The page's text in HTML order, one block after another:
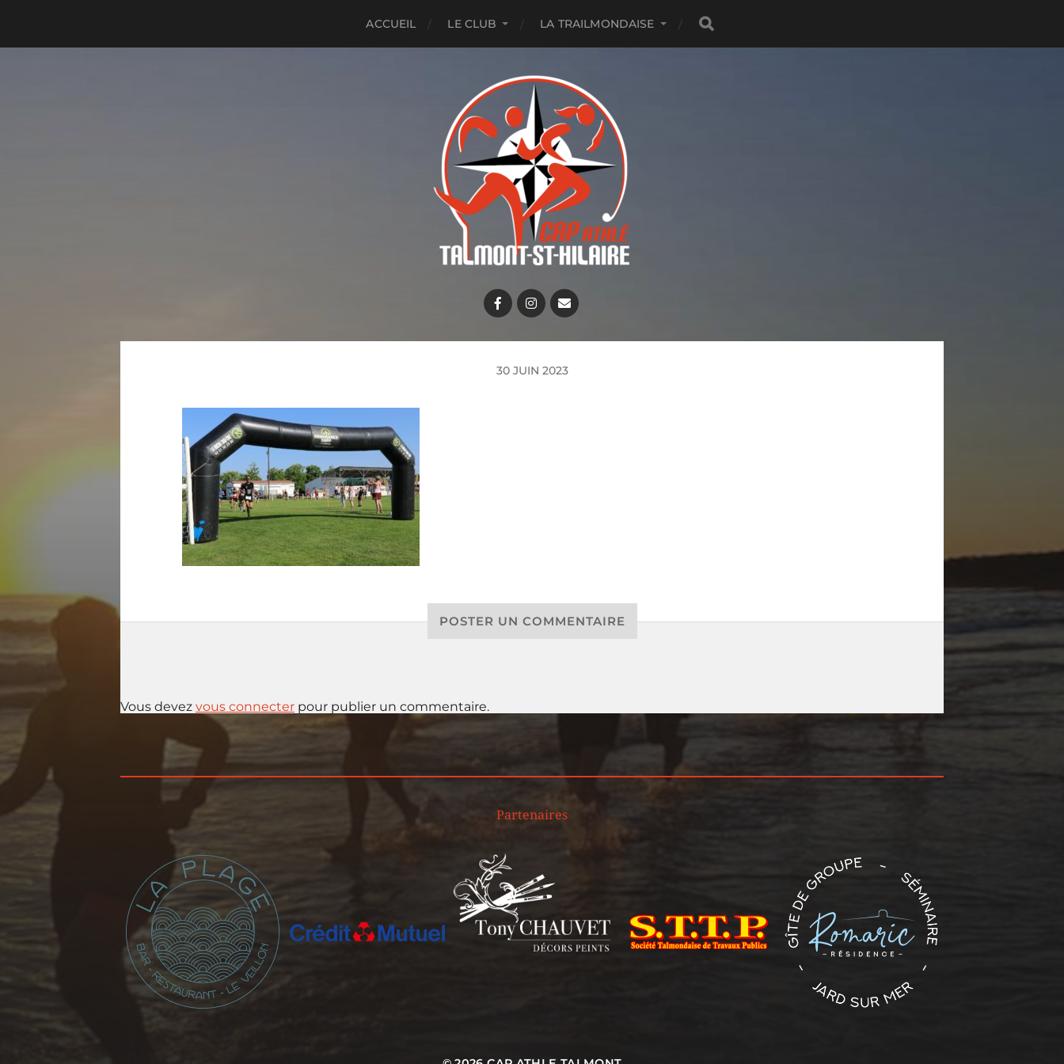
ACCUEIL LE CLUB LA TRAILMONDAISE
30 JUIN 2023
POSTER UN COMMENTAIRE
Vous devez vous connecter pour publier un commentaire.
Partenaires